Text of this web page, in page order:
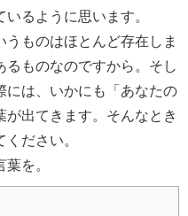
るように思います。
うものはほとんど存在しま
ものなのですから。そし
には、いかにも「あなたの
出てきます。そんなとき
ださい。
を。